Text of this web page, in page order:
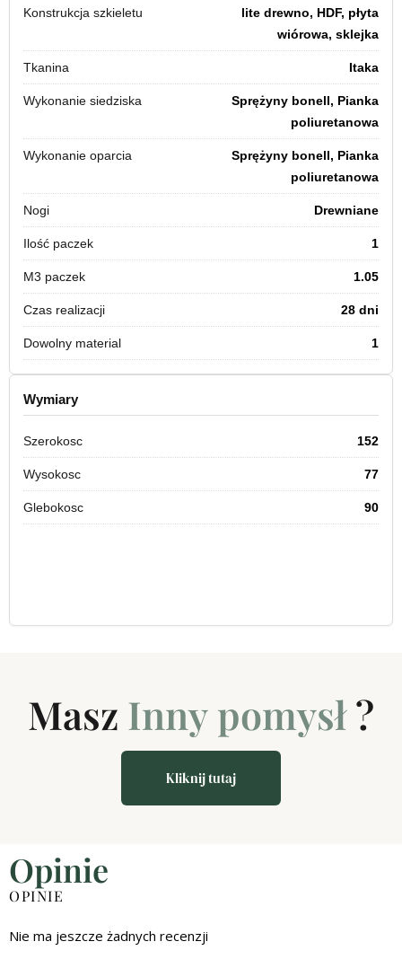
Konstrukcja szkieletu
lite drewno, HDF, płyta
wiórowa, sklejka
Tkanina Itaka
Wykonanie siedziska
Sprężyny bonell, Pianka
poliuretanowa
Wykonanie oparcia
Sprężyny bonell, Pianka
poliuretanowa
Nogi Drewniane
Ilość paczek 1
M3 paczek 1.05
Czas realizacji 28 dni
Dowolny material 1
Wymiary
Szerokosc 152
Wysokosc 77
Glebokosc 90
Masz Inny pomysł?
Kliknij tutaj
Opinie
OPINIE
Nie ma jeszcze żadnych recenzji